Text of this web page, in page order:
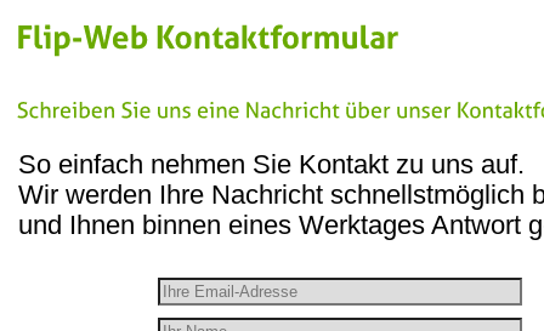
So einfach nehmen Sie Kontakt zu uns auf.
Wir werden Ihre Nachricht schnellstmöglich
und Ihnen binnen eines Werktages Antwort